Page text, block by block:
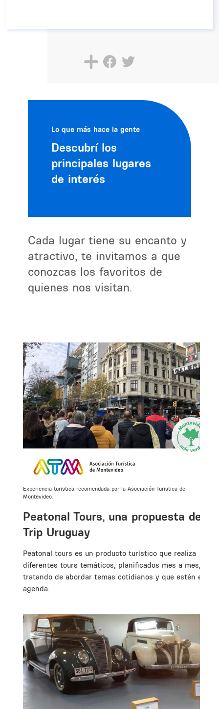
Lo que más hace la gente
Descubrí los
principales lugares
de interés
Cada lugar tiene su encanto y
atractivo, te invitamos a que
conozcas los favoritos de
quienes nos visitan.
Experiencia turística recomendada por la Asociación Turística de
Montevideo.
Peatonal Tours, una propuesta de
Trip Uruguay
Peatonal tours es un producto turístico que realiza
diferentes tours temáticos, planificados mes a mes,
tratando de abordar temas cotidianos y que estén en
agenda.